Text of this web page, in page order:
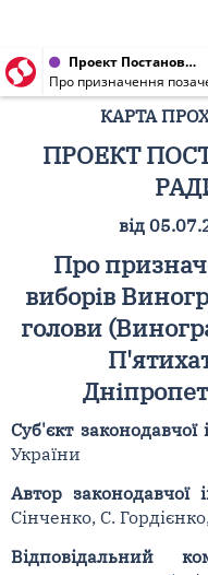
Проект Постанови Верховної Ради України від 05.07.2012 № 10658-16